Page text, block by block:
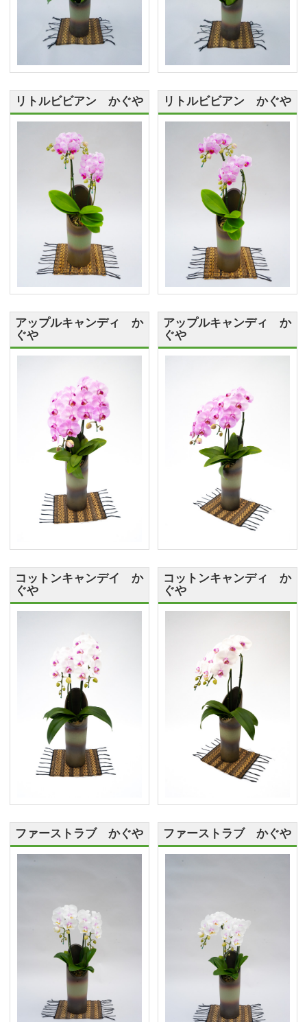
リトルビビアン かぐや リトルビビアン かぐや
アップルキャンディ か
ぐや
アップルキャンディ か
ぐや
コットンキャンデイ か
ぐや
コットンキャンディ か
ぐや
ファーストラブ かぐや ファーストラブ かぐや